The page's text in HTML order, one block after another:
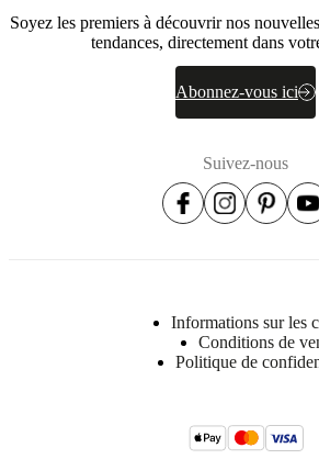
Soyez les premiers à découvrir nos
tendances, directement dans
Abonnez-vous ici
Suivez-nous
Informations sur les
Conditions de
Politique de